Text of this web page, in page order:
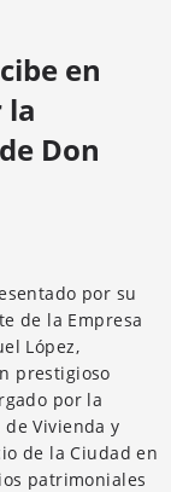
en
la
Don
por su
de la Empresa
López,
prestigioso
por la
de Vivienda y
de la Ciudad en
patrimoniales